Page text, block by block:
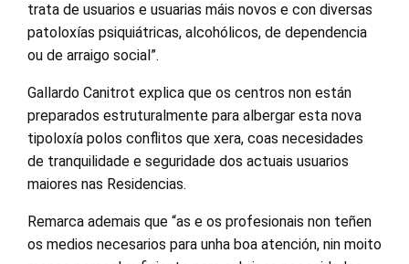
trata de usuarios e usuarias máis novos e con diversas
patoloxías psiquiátricas, alcohólicos, de dependencia
ou de arraigo social”.
Gallardo Canitrot explica que os centros non están
preparados estruturalmente para albergar esta nova
tipoloxía polos conflitos que xera, coas necesidades
de tranquilidade e seguridade dos actuais usuarios
maiores nas Residencias.
Remarca ademais que “as e os profesionais non teñen
os medios necesarios para unha boa atención, nin moito